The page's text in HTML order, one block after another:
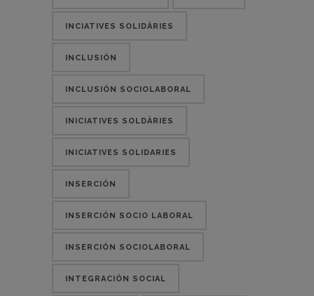
INCIATIVES SOLIDÀRIES
INCLUSIÓN
INCLUSIÓN SOCIOLABORAL
INICIATIVES SOLDÀRIES
INICIATIVES SOLIDARIES
INSERCIÓN
INSERCIÓN SOCIO LABORAL
INSERCIÓN SOCIOLABORAL
INTEGRACIÓN SOCIAL